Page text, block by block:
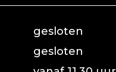
gesloten
gesloten